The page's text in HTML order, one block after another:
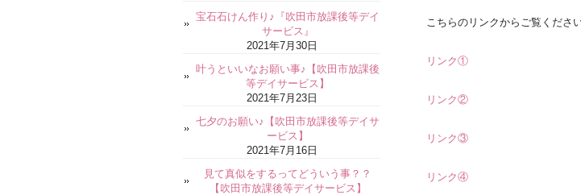
こちらのリンクからご覧ください
リンク①
リンク②
リンク③
リンク④
宝石石けん作り♪『吹田市放課後等デイ
サービス』
2021年7月30日
叶うといいなお願い事♪【吹田市放課後
等デイサービス】
2021年7月23日
七夕のお願い♪【吹田市放課後等デイサ
ービス】
2021年7月16日
見て真似をするってどういう事？？
【吹田市放課後等デイサービス】